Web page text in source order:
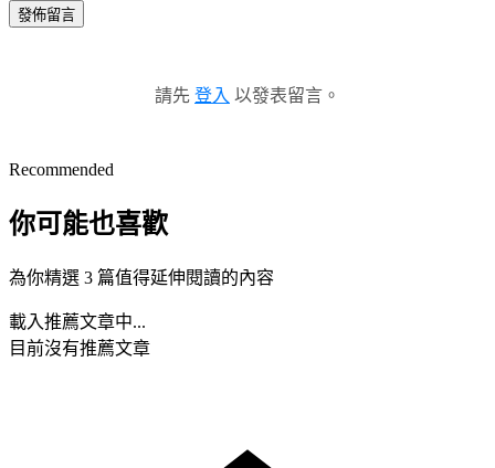
發佈留言
請先 登入 以發表留言。
Recommended
你可能也喜歡
為你精選 3 篇值得延伸閱讀的內容
載入推薦文章中...
目前沒有推薦文章